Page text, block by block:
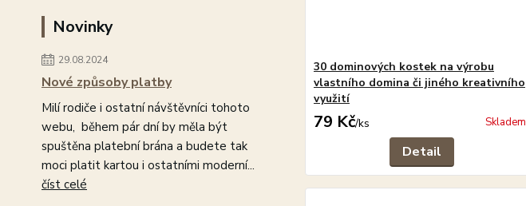
Novinky
29.08.2024
Nové způsoby platby
Milí rodiče i ostatní návštěvníci tohoto
webu, během pár dní by měla být
spuštěna platební brána a budete tak
moci platit kartou i ostatními moderní...
číst celé
30 dominových kostek na výrobu
vlastního domina či jiného kreativního
využití
79 Kč/ks Skladem
Detail